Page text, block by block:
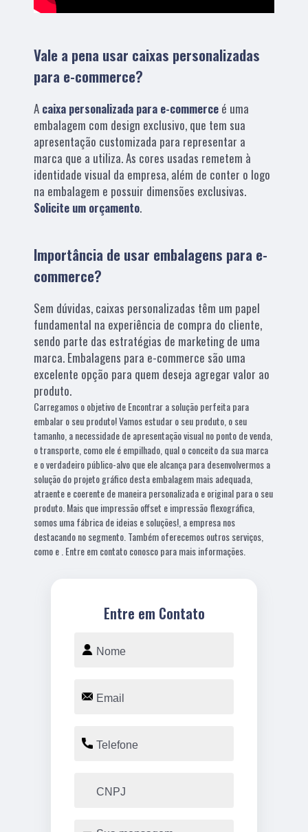
Vale a pena usar caixas personalizadas
para e-commerce?
A caixa personalizada para e-commerce é uma
embalagem com design exclusivo, que tem sua
apresentação customizada para representar a
marca que a utiliza. As cores usadas remetem à
identidade visual da empresa, além de conter o logo
na embalagem e possuir dimensões exclusivas.
Solicite um orçamento.
Importância de usar embalagens para e-
commerce?
Sem dúvidas, caixas personalizadas têm um papel
fundamental na experiência de compra do cliente,
sendo parte das estratégias de marketing de uma
marca. Embalagens para e-commerce são uma
excelente opção para quem deseja agregar valor ao
produto.
Carregamos o objetivo de Encontrar a solução perfeita para
embalar o seu produto! Vamos estudar o seu produto, o seu
tamanho, a necessidade de apresentação visual no ponto de venda,
o transporte, como ele é empilhado, qual o conceito da sua marca
e o verdadeiro público-alvo que ele alcança para desenvolvermos a
solução do projeto gráfico desta embalagem mais adequada,
atraente e coerente de maneira personalizada e original para o seu
produto. Mais que impressão offset e impressão flexográfica,
somos uma fábrica de ideias e soluções!, a empresa nos
destacando no segmento. Também oferecemos outros serviços,
como e . Entre em contato conosco para mais informações.
Entre em Contato